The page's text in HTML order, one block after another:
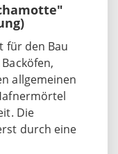
für den Bau
allgemeinen
Die
durch eine